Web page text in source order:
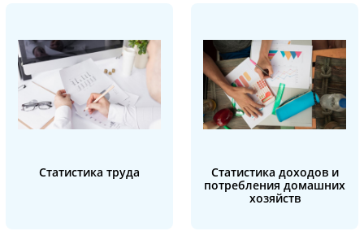
Статистика труда
Статистика доходов и
потребления домашних
хозяйств